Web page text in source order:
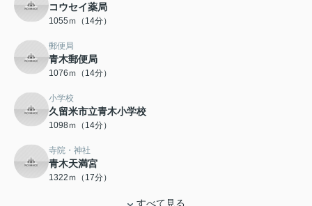
コウセイ薬局
1055ｍ（14分）
郵便局
青木郵便局
1076ｍ（14分）
小学校
久留米市立青木小学校
1098ｍ（14分）
寺院・神社
青木天満宮
1322ｍ（17分）
すべて見る